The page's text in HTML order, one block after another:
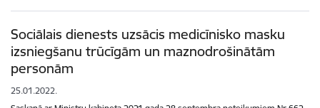
Sociālais dienests uzsācis medicīnisko masku
izsniegšanu trūcīgām un maznodrošinātām
personām
25.01.2022.